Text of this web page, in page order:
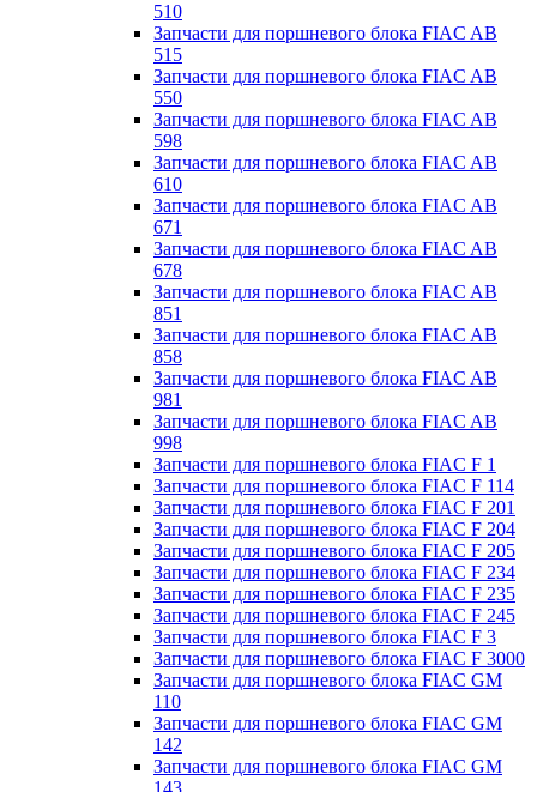
510
Запчасти для поршневого блока FIAC AB
515
Запчасти для поршневого блока FIAC AB
550
Запчасти для поршневого блока FIAC AB
598
Запчасти для поршневого блока FIAC AB
610
Запчасти для поршневого блока FIAC AB
671
Запчасти для поршневого блока FIAC AB
678
Запчасти для поршневого блока FIAC AB
851
Запчасти для поршневого блока FIAC AB
858
Запчасти для поршневого блока FIAC AB
981
Запчасти для поршневого блока FIAC AB
998
Запчасти для поршневого блока FIAC F 1
Запчасти для поршневого блока FIAC F 114
Запчасти для поршневого блока FIAC F 201
Запчасти для поршневого блока FIAC F 204
Запчасти для поршневого блока FIAC F 205
Запчасти для поршневого блока FIAC F 234
Запчасти для поршневого блока FIAC F 235
Запчасти для поршневого блока FIAC F 245
Запчасти для поршневого блока FIAC F 3
Запчасти для поршневого блока FIAC F 3000
Запчасти для поршневого блока FIAC GM
110
Запчасти для поршневого блока FIAC GM
142
Запчасти для поршневого блока FIAC GM
143